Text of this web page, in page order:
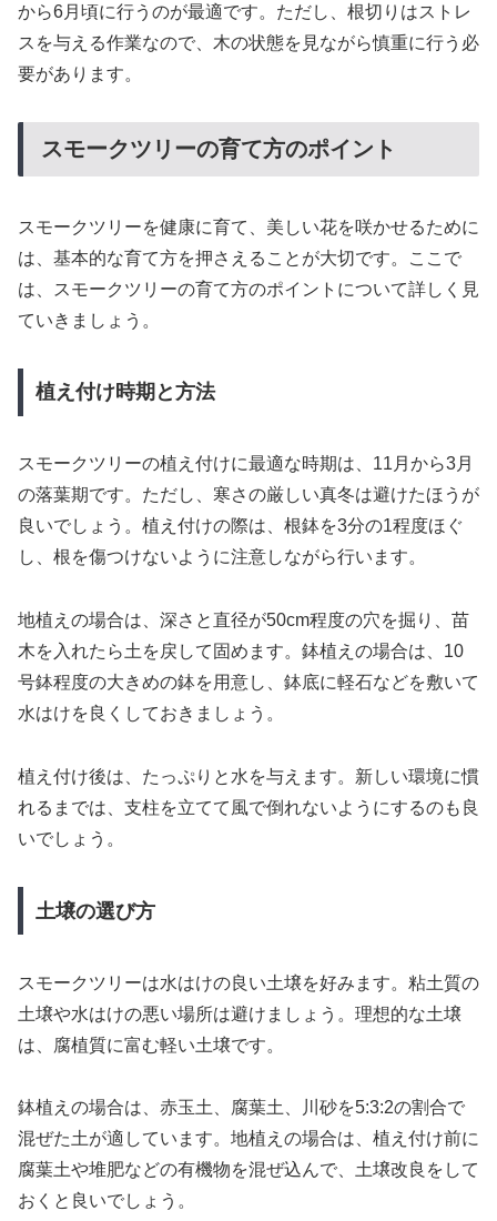
から6月頃に行うのが最適です。ただし、根切りはストレ
スを与える作業なので、木の状態を見ながら慎重に行う必
要があります。
スモークツリーの育て方のポイント
スモークツリーを健康に育て、美しい花を咲かせるために
は、基本的な育て方を押さえることが大切です。ここで
は、スモークツリーの育て方のポイントについて詳しく見
ていきましょう。
植え付け時期と方法
スモークツリーの植え付けに最適な時期は、11月から3月
の落葉期です。ただし、寒さの厳しい真冬は避けたほうが
良いでしょう。植え付けの際は、根鉢を3分の1程度ほぐ
し、根を傷つけないように注意しながら行います。
地植えの場合は、深さと直径が50cm程度の穴を掘り、苗
木を入れたら土を戻して固めます。鉢植えの場合は、10
号鉢程度の大きめの鉢を用意し、鉢底に軽石などを敷いて
水はけを良くしておきましょう。
植え付け後は、たっぷりと水を与えます。新しい環境に慣
れるまでは、支柱を立てて風で倒れないようにするのも良
いでしょう。
土壌の選び方
スモークツリーは水はけの良い土壌を好みます。粘土質の
土壌や水はけの悪い場所は避けましょう。理想的な土壌
は、腐植質に富む軽い土壌です。
鉢植えの場合は、赤玉土、腐葉土、川砂を5:3:2の割合で
混ぜた土が適しています。地植えの場合は、植え付け前に
腐葉土や堆肥などの有機物を混ぜ込んで、土壌改良をして
おくと良いでしょう。